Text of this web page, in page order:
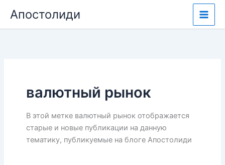
содержимому
Апостолиди
валютный рынок
В этой метке валютный рынок отображается
старые и новые публикации на данную
тематику, публикуемые на блоге Апостолиди